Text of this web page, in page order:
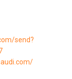
send?